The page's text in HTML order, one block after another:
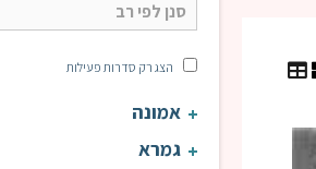
עין אי"ה | הרב טוויל
הצג רק סדרות פעילות
אמונה
גמרא